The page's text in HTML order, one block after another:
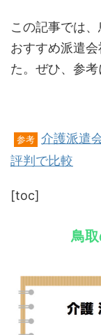
この記事では
おすすめ派遣
た。ぜひ、参考
参考 介護派遣
評判で比較
[toc]
鳥